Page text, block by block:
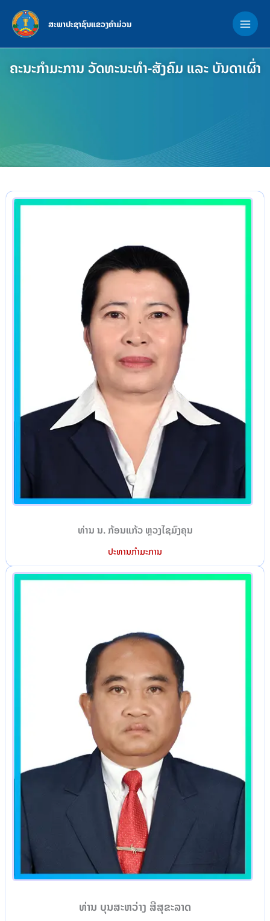
content
ສະພາປະຊາຊົນແຂວງຄຳມ່ວນ
ຄະນະກຳມະການ ວັດທະນະທຳ-ສັງຄົມ ແລະ ບັນດາເຜົ່າ
ທ່ານ ນ. ກ້ອນແກ້ວ ຫຼວງໄຊມົງຄຸນ
ປະທານກຳມະການ
ທ່ານ ບຸນສະຫວ່າງ ສີສຸຂະລາດ